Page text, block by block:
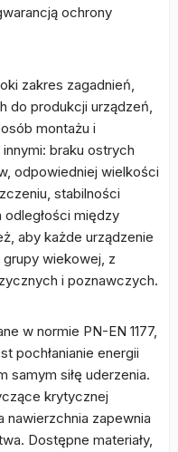
ochrony
zakres zagadnień,
do produkcji urządzeń,
montażu i
braku ostrych
odpowiedniej wielkości
stabilności
między
aby każde urządzenie
wiekowej, z
i poznawczych.
w normie PN-EN 1177,
pochłanianie energii
samym siłę uderzenia.
krytycznej
nawierzchnia zapewnia
Dostępne materiały,